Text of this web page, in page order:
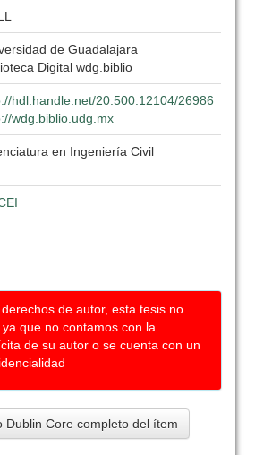
de Guadalajara
Digital wdg.biblio
hdl.handle.net/20.500.12104/26986
wdg.biblio.udg.mx
en Ingeniería Civil
de autor, esta tesis no
que no contamos con la
de su autor o se cuenta con un
Dublin Core completo del ítem